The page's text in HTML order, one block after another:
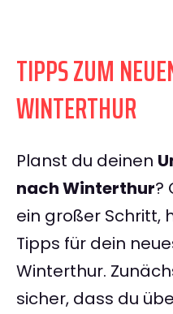
TIPPS ZUM
WINTERTHUR
Planst du deinen
nach Winterthur?
ein großer Schritt,
Tipps für dein
Winterthur.
sicher, dass du